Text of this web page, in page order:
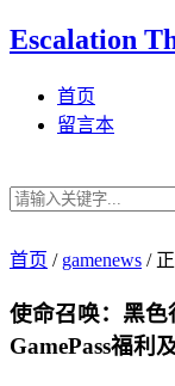
Escalation
首页
留言本
首页 / gamenews /
使命召唤：黑色
GamePass福利